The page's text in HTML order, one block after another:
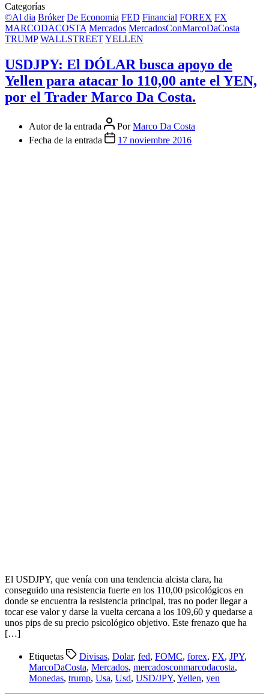
Categorías
©Al dia Bróker De Economia FED Financial FOREX FX
MARCODACOSTA Mercados MercadosConMarcoDaCosta
TRUMP WALLSTREETYELLEN
USDJPY: El DÓLAR busca apoyo de
Yellen para atacar lo 110,00 ante el YEN,
por el Trader Marco Da Costa.
Autor de la entrada PorMarco Da Costa
Fecha de la entrada
17 noviembre 2016
El USDJPY, que venía con una tendencia alcista clara, ha
conseguido una resistencia fuerte en los 110,00 psicológicos en
donde se encuentra la resistencia principal, tras no poder llegar a
tocar ese valor y darse la vuelta cercana a los 109,60 y quedarse a
unos pips de su precio psicológico objetivo. Este frenazo que ha
[…]
Etiquetas Divisas, Dolar, fed, FOMC, forex, FX, JPY,
MarcoDaCosta, Mercados, mercadosconmarcodacosta,
Monedas, trump, Usa, Usd, USD/JPY, Yellen, yen